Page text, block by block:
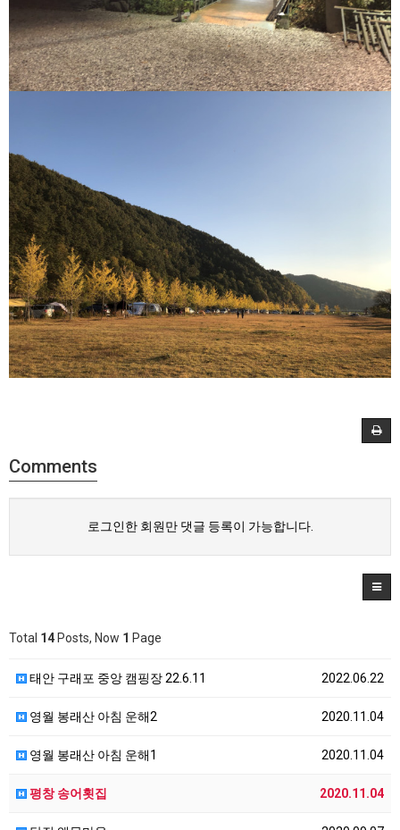
Comments
로그인한 회원만 댓글 등록이 가능합니다.
Total 14 Posts, Now 1 Page
2022.06.22
태안 구래포 중앙 캠핑장 22.6.11
2020.11.04
영월 봉래산 아침 운해2
2020.11.04
영월 봉래산 아침 운해1
2020.11.04
평창 송어횟집